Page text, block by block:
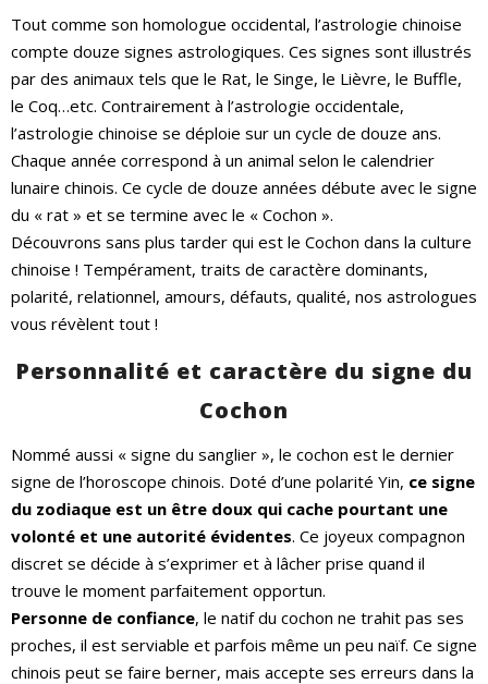
Tout comme son homologue occidental, l’astrologie chinoise
compte douze signes astrologiques. Ces signes sont illustrés
par des animaux tels que le Rat, le Singe, le Lièvre, le Buffle,
le Coq…etc. Contrairement à l’astrologie occidentale,
l’astrologie chinoise se déploie sur un cycle de douze ans.
Chaque année correspond à un animal selon le calendrier
lunaire chinois. Ce cycle de douze années débute avec le signe
du « rat » et se termine avec le « Cochon ».
Découvrons sans plus tarder qui est le Cochon dans la culture
chinoise ! Tempérament, traits de caractère dominants,
polarité, relationnel, amours, défauts, qualité, nos astrologues
vous révèlent tout !
Personnalité et caractère du signe du
Cochon
Nommé aussi « signe du sanglier », le cochon est le dernier
signe de l’horoscope chinois. Doté d’une polarité Yin, ce signe
du zodiaque est un être doux qui cache pourtant une
volonté et une autorité évidentes. Ce joyeux compagnon
discret se décide à s’exprimer et à lâcher prise quand il
trouve le moment parfaitement opportun.
Personne de confiance, le natif du cochon ne trahit pas ses
proches, il est serviable et parfois même un peu naïf. Ce signe
chinois peut se faire berner, mais accepte ses erreurs dans la